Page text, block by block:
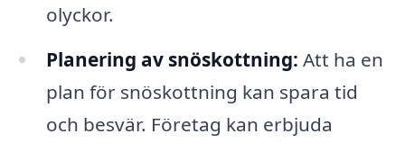
olyckor.
Planering av snöskottning: Att ha en
plan för snöskottning kan spara tid
och besvär. Företag kan erbjuda